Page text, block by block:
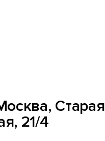
Старая
21/4